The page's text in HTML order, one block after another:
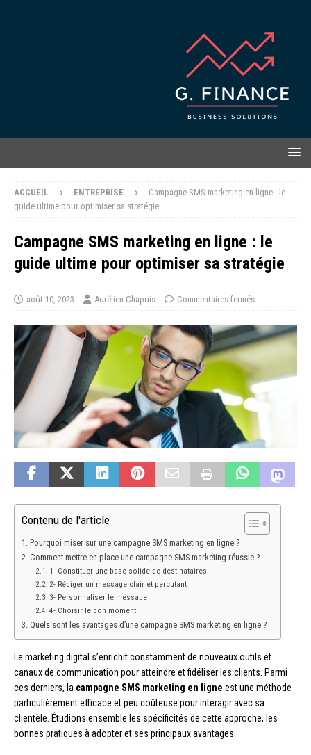
ACCUEIL ENTREPRISE
Campagne SMS marketing en ligne : le
guide ultime pour optimiser sa stratégie
Campagne SMS marketing en ligne : le
guide ultime pour optimiser sa stratégie
août 10, 2023 Aurélien Chapuis Commentaires fermés
Contenu de l'article
Pourquoi miser sur une campagne SMS marketing en ligne ?
Comment mettre en place une campagne SMS marketing réussie ?
1- Constituer une base solide de destinataires
2- Rédiger un message clair et percutant
3- Personnaliser le message
4- Choisir le bon moment
Quels sont les avantages d’une campagne SMS marketing en ligne ?
Le marketing digital s’enrichit constamment de nouveaux outils et
canaux de communication pour atteindre et fidéliser les clients. Parmi
ces derniers, la campagne SMS marketing en ligne est une méthode
particulièrement efficace et peu coûteuse pour interagir avec sa
clientèle. Étudions ensemble les spécificités de cette approche, les
bonnes pratiques à adopter et ses principaux avantages.